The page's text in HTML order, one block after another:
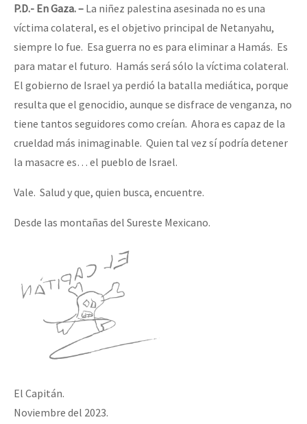
P.D.- En Gaza. – La niñez palestina asesinada no es una
víctima colateral, es el objetivo principal de Netanyahu,
siempre lo fue. Esa guerra no es para eliminar a Hamás. Es
para matar el futuro. Hamás será sólo la víctima colateral.
El gobierno de Israel ya perdió la batalla mediática, porque
resulta que el genocidio, aunque se disfrace de venganza, no
tiene tantos seguidores como creían. Ahora es capaz de la
crueldad más inimaginable. Quien tal vez sí podría detener
la masacre es… el pueblo de Israel.
Vale. Salud y que, quien busca, encuentre.
Desde las montañas del Sureste Mexicano.
El Capitán.
Noviembre del 2023.